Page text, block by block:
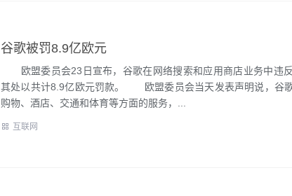
谷歌被罚8.9亿欧元
欧盟委员会23日宣布，谷歌在网络搜索和应用商店业务中违
其处以共计8.9亿欧元罚款。 欧盟委员会当天发表声明说，谷
购物、酒店、交通和体育等方面的服务，...
互联网